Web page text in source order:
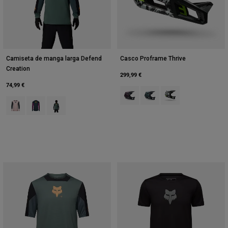
Camiseta de manga larga Defend
Creation
74,99 €
Product swatch type of Rosa rubor.
Product swatch type of Galaxy Blue.
Product swatch type of Verde salvia.
Casco Proframe Thrive
299,99 €
Product swatch type of Granate
Product swatch type of
Product swatch